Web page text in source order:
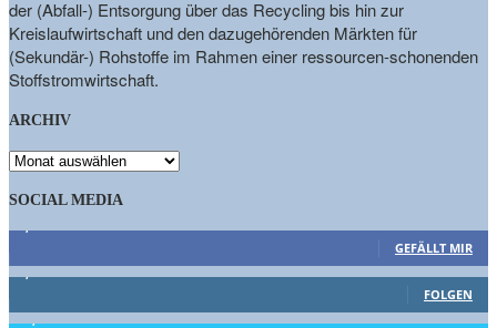
der (Abfall-) Entsorgung über das Recycling bis hin zur
Kreislaufwirtschaft und den dazugehörenden Märkten für
(Sekundär-) Rohstoffe im Rahmen einer ressourcen-schonenden
Stoffstromwirtschaft.
ARCHIV
ARCHIV
SOCIAL MEDIA
GEFÄLLT MIR
1,662 Follower
FOLGEN
15,658 Follower